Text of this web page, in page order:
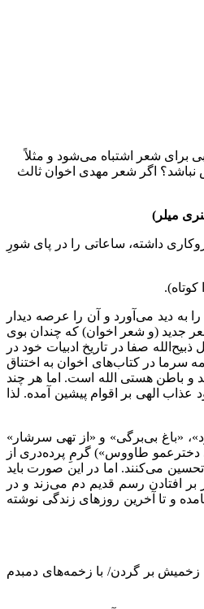
برای شعر اشتباه می‌شود و مثلاً
اگر شعر مهدی اخوان ثالث
میلر)
داشته، ساعاتی را در پای شورِ
به دید می‌آورد و آن را عرصه دیدار
جدید (و شعر اخوان) که چندان بوی
صفا در تاریخ ادبیات خود در
سرما در کتاب‌های اخوان به اختناق
و باطن هستی الله است. اما هر چند
الهی بر اقوام پیشین آمده. لذا
«باغ بی‌برگی» و «از تهی سرشار»
دخترعمو طاووس») گرمِ پرده‌دری از
تحسین می‌کنند. اما در این صورت باید
افتادن رسم قدیم دم می‌زند و در
و تا آخرین روزهای زندگی نوشته
بر گردن/ با زخمه‌های دمبدم